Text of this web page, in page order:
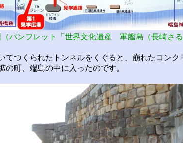
パンフレット「世界文化遺産 軍艦島（長崎さる
つくられたトンネルをくぐると、崩れたコンク
の町、端島の中に入ったのです。